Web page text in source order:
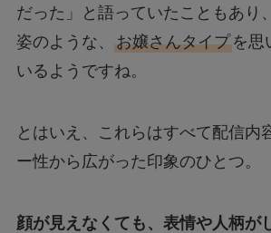
だった」と語っていたこともあり
姿のような、 お嬢さんタイプを思
いるようですね。
とはいえ、これらはすべて配信内
ー性から広がった印象のひとつ。
顔が見えなくても、表情や人柄が